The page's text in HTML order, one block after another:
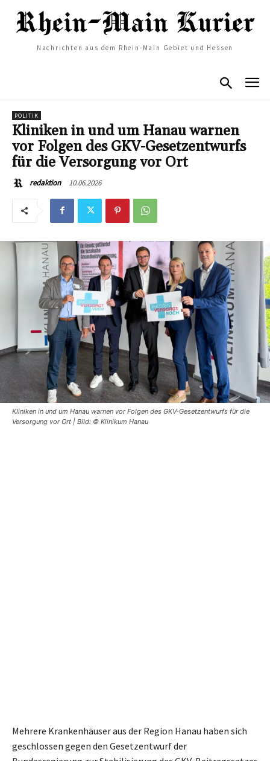
Nachrichten aus dem Rhein-Main Gebiet und Hessen
POLITIK
Kliniken in und um Hanau warnen
vor Folgen des GKV-Gesetzentwurfs
für die Versorgung vor Ort
redaktion 10.06.2026
Kliniken in und um Hanau warnen vor Folgen des GKV-Gesetzentwurfs für die
Versorgung vor Ort | Bild: © Klinikum Hanau
Mehrere Krankenhäuser aus der Region Hanau haben sich
geschlossen gegen den Gesetzentwurf der